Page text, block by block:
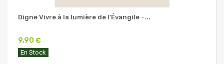
Digne Vivre à la lumière de l'Évangile -...
9,90 €
En Stock